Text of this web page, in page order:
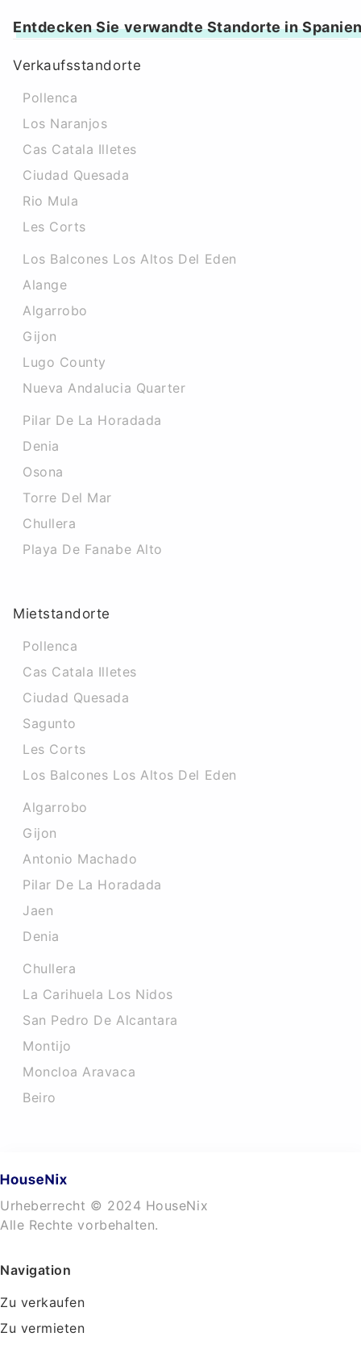
Entdecken Sie verwandte Standorte in
Verkaufsstandorte
Pollenca
Los Naranjos
Cas Catala Illetes
Ciudad Quesada
Rio Mula
Les Corts
Los Balcones Los Altos Del Eden
Alange
Algarrobo
Gijon
Lugo County
Nueva Andalucia Quarter
Pilar De La Horadada
Denia
Osona
Torre Del Mar
Chullera
Playa De Fanabe Alto
Mietstandorte
Pollenca
Cas Catala Illetes
Ciudad Quesada
Sagunto
Les Corts
Los Balcones Los Altos Del Eden
Algarrobo
Gijon
Antonio Machado
Pilar De La Horadada
Jaen
Denia
Chullera
La Carihuela Los Nidos
San Pedro De Alcantara
Montijo
Moncloa Aravaca
Beiro
Urheberrecht © 2024 HouseNix
Alle Rechte vorbehalten.
Navigation
Zu verkaufen
Zu vermieten